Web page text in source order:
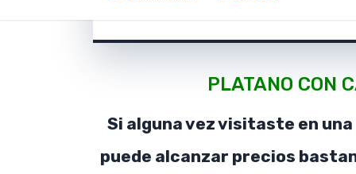
PLATANO CON
Si alguna vez visitaste en
puede alcanzar precios